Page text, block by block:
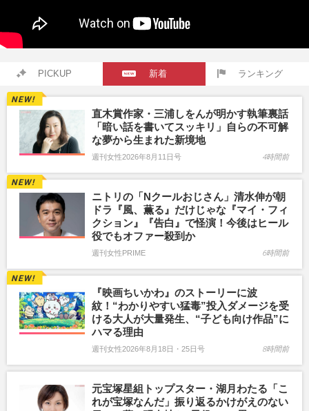
PICKUP 新着 ランキング
直木賞作家・三浦しをんが明かす執筆裏話
「暗い話を書いてスッキリ」自らの不可解
な夢から生まれた新境地
週刊女性2026年8月11日号 4時間前
ニトリの「Nクールおじさん」清水伸が朝
ドラ『風、薫る』だけじゃな『マイ・フィ
クション』『告白』で怪演！今後はヒール
役でもオファー殺到か
週刊女性PRIME 6時間前
『映画ちいかわ』のストーリーに波
紋！“わかりやすい猛毒”投入ダメージを受
ける大人が大量発生、“子ども向け作品”に
ハマる理由
週刊女性2026年8月18日・25日号 8時間前
元宝塚星組トップスター・湖月わたる「こ
れが宝塚なんだ」振り返るかけがえのない